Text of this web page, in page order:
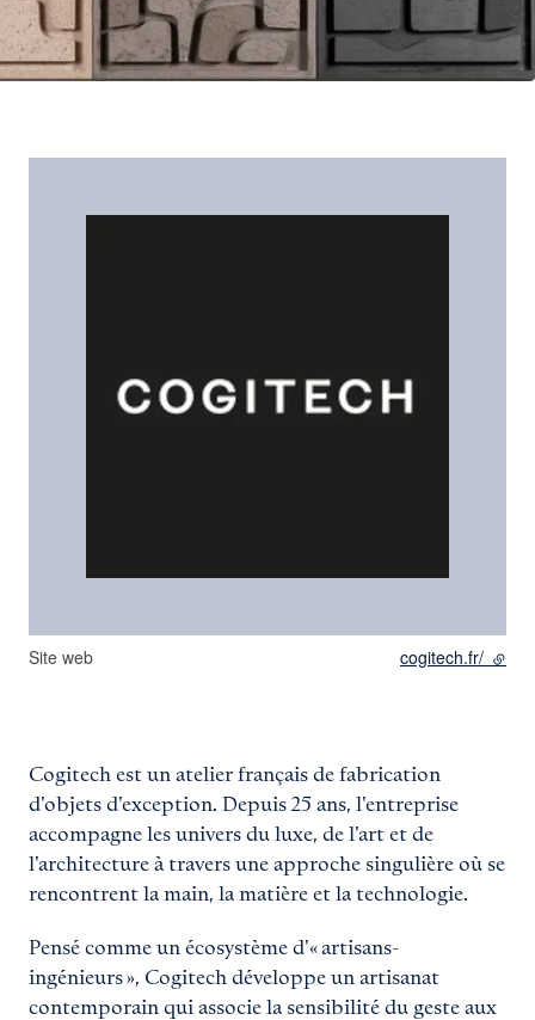
Site web cogitech.fr/ - lien
Cogitech est un atelier français de fabrication
d'objets d'exception. Depuis 25 ans, l'entreprise
accompagne les univers du luxe, de l'art et de
l'architecture à travers une approche singulière où se
rencontrent la main, la matière et la technologie.
Pensé comme un écosystème d'« artisans-
ingénieurs », Cogitech développe un artisanat
contemporain qui associe la sensibilité du geste aux